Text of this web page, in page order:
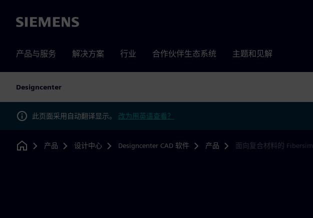
Siemens
产品与服务 解决方案 行业 合作伙伴生态系统 主题和见解
Designcenter
此页面采用自动翻译显示。 改为用英语查看？
Home
产品 设计中心 Designcenter CAD 软件 产品 面向复合材料的 Fibersim